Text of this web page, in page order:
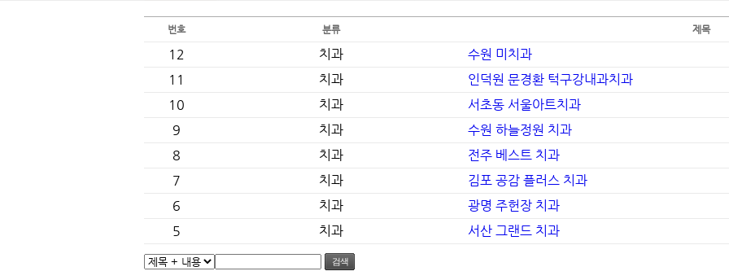
번호 분류 제목
12 치과
수원 미치과
11
치과
인덕원 문경환 턱구강내과치과
10
치과
서초동 서울아트치과
9
치과
수원 하늘정원 치과
8
치과
전주 베스트 치과
7
치과
김포 공감 플러스 치과
6
치과
광명 주헌장 치과
5
치과 서산 그랜드 치과
검색